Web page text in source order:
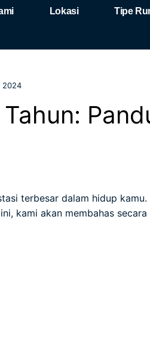
Lokasi Tipe
2024
terbesar dalam hidup
kami akan membahas